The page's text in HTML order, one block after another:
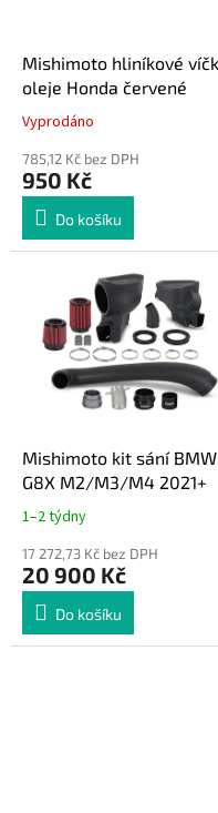
Mishimoto hliníkové
oleje Honda červené
Vyprodáno
785,12 Kč bez DPH
950 Kč
Do košíku
Mishimoto kit sání BMW
G8X M2/M3/M4 2021+
1–2 týdny
17 272,73 Kč bez DPH
20 900 Kč
Do košíku